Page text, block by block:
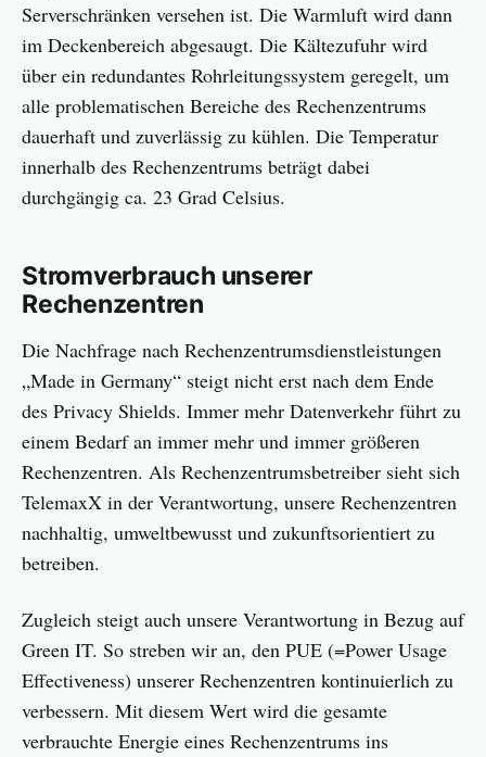
Serverschränken versehen ist. Die Warmluft wird dann
im Deckenbereich abgesaugt. Die Kältezufuhr wird
über ein redundantes Rohrleitungssystem geregelt, um
alle problematischen Bereiche des Rechenzentrums
dauerhaft und zuverlässig zu kühlen. Die Temperatur
innerhalb des Rechenzentrums beträgt dabei
durchgängig ca. 23 Grad Celsius.
Stromverbrauch unserer
Rechenzentren
Die Nachfrage nach Rechenzentrumsdienstleistungen
„Made in Germany“ steigt nicht erst nach dem Ende
des Privacy Shields. Immer mehr Datenverkehr führt zu
einem Bedarf an immer mehr und immer größeren
Rechenzentren. Als Rechenzentrumsbetreiber sieht sich
TelemaxX in der Verantwortung, unsere Rechenzentren
nachhaltig, umweltbewusst und zukunftsorientiert zu
betreiben.
Zugleich steigt auch unsere Verantwortung in Bezug auf
Green IT. So streben wir an, den PUE (=Power Usage
Effectiveness) unserer Rechenzentren kontinuierlich zu
verbessern. Mit diesem Wert wird die gesamte
verbrauchte Energie eines Rechenzentrums ins